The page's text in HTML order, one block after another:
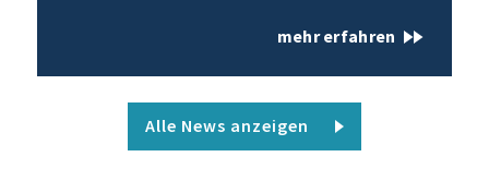
mehr erfahren fast_forward
Alle News anzeigen